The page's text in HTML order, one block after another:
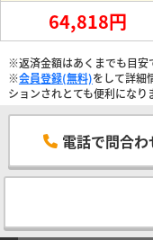
64,818円
※返済金額はあくまでも目安
※会員登録(無料)をして詳細
ションされとても便利になり
電話で問合わ